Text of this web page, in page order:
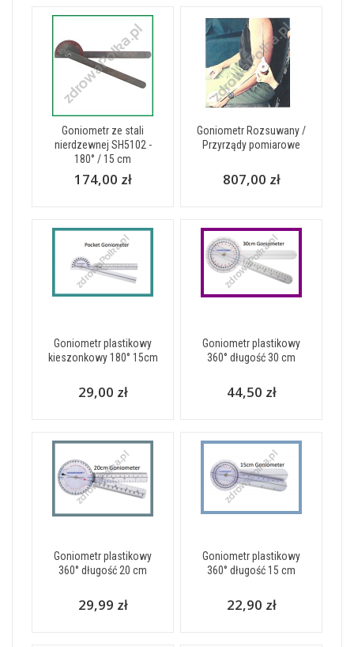
Goniometr ze stali
nierdzewnej SH5102 -
180° / 15 cm
174,00 zł
Goniometr Rozsuwany /
Przyrządy pomiarowe
807,00 zł
Goniometr plastikowy
kieszonkowy 180° 15cm
29,00 zł
Goniometr plastikowy
360° długość 30 cm
44,50 zł
Goniometr plastikowy
360° długość 20 cm
29,99 zł
Goniometr plastikowy
360° długość 15 cm
22,90 zł